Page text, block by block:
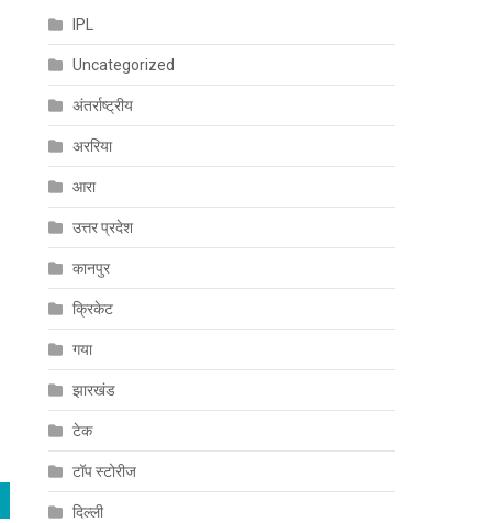
IPL
Uncategorized
अंतर्राष्ट्रीय
अररिया
आरा
उत्तर प्रदेश
कानपुर
क्रिकेट
गया
झारखंड
टेक
टॉप स्टोरीज
दिल्ली